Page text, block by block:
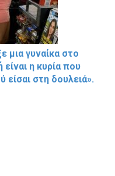
μια γυναίκα στο
η κυρία που
είσαι στη δουλειά».